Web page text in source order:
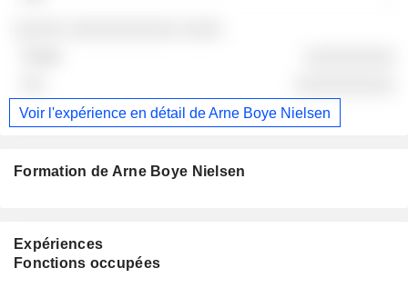
Voir l'expérience en détail de Arne Boye Nielsen
Formation de Arne Boye Nielsen
Expériences
Fonctions occupées